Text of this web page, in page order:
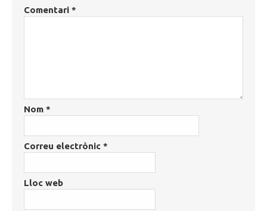
Comentari *
Nom *
Correu electrònic *
Lloc web